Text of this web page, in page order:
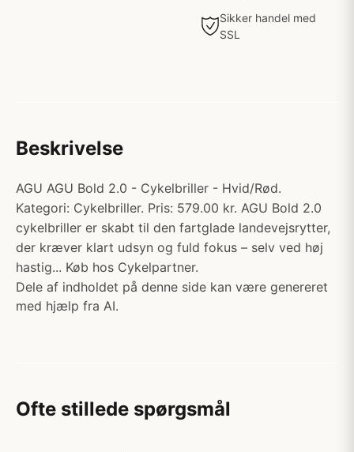
Sikker handel med
SSL
Beskrivelse
AGU AGU Bold 2.0 - Cykelbriller - Hvid/Rød.
Kategori: Cykelbriller. Pris: 579.00 kr. AGU Bold 2.0
cykelbriller er skabt til den fartglade landevejsrytter,
der kræver klart udsyn og fuld fokus – selv ved høj
hastig... Køb hos Cykelpartner.
Dele af indholdet på denne side kan være genereret
med hjælp fra AI.
Ofte stillede spørgsmål